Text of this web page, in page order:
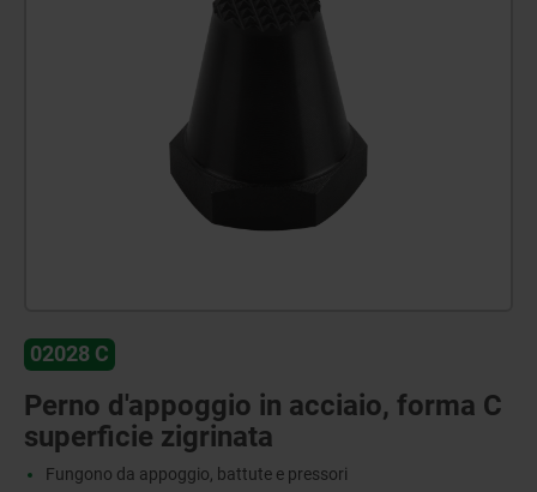
02028 C
Perno d'appoggio in acciaio, forma C
superficie zigrinata
Fungono da appoggio, battute e pressori